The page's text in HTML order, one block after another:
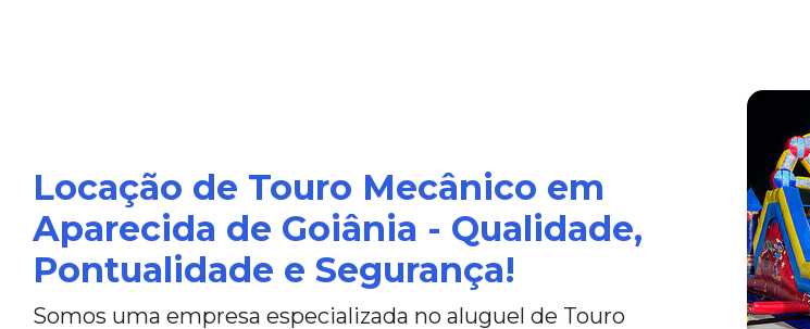
Locação de Touro Mecânico em
Aparecida de Goiânia - Qualidade,
Pontualidade e Segurança!
Somos uma empresa especializada no aluguel de Touro